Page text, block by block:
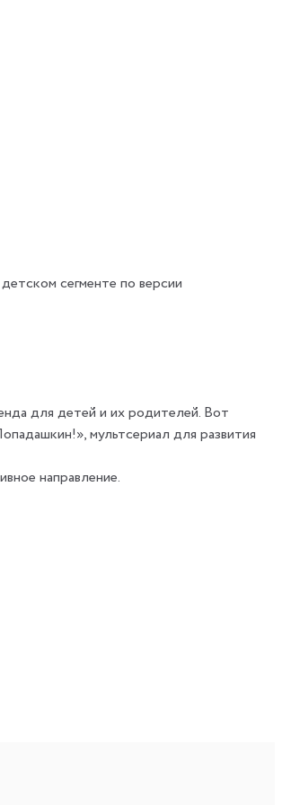
сегменте по версии
для детей и их родителей. Вот
мультсериал для развития
направление.